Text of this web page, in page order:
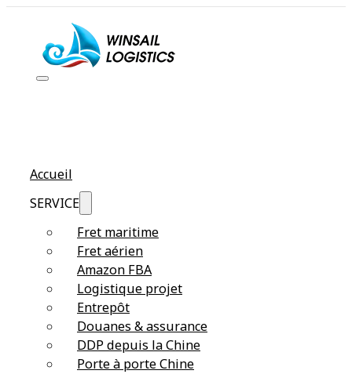
Accueil
SERVICE
Fret maritime
Fret aérien
Amazon FBA
Logistique projet
Entrepôt
Douanes & assurance
DDP depuis la Chine
Porte à porte Chine